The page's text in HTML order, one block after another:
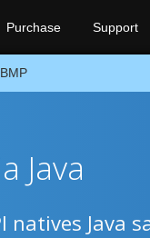
Purchase Support
Java
natives Java